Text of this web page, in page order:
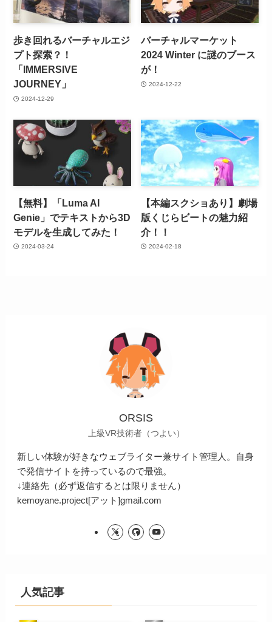
歩き回れるバーチャルエジ
プト探索？！
「IMMERSIVE
JOURNEY」
2024-12-29
バーチャルマーケット
2024 Winter に謎のブース
が！
2024-12-22
【無料】「Luma AI
Genie」でテキストから3D
モデルを生成してみた！
2024-03-24
【本編スクショあり】劇場
版くじらビートの魅力紹
介！！
2024-02-18
ORSIS
上級VR技術者（つよい）
新しい体験が好きなウェブライター兼サイト管理人。自身
で発信サイトを持っているので最強。
↓連絡先（必ず返信するとは限りません）
kemoyane.project[アット]gmail.com
人気記事